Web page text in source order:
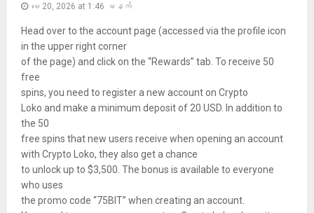
မေ 20, 2026 at 1:46 မနက်
Head over to the account page (accessed via the profile icon
in the upper right corner
of the page) and click on the “Rewards” tab. To receive 50
free
spins, you need to register a new account on Crypto
Loko and make a minimum deposit of 20 USD. In addition to
the 50
free spins that new users receive when opening an account
with Crypto Loko, they also get a chance
to unlock up to $3,500. The bonus is available to everyone
who uses
the promo code “75BIT” when creating an account.